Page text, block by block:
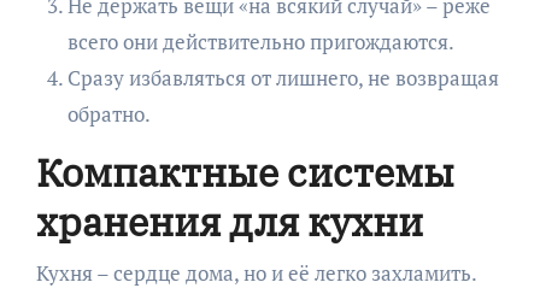
всего они действительно пригождаются.
Сразу избавляться от лишнего, не возвращая
обратно.
Компактные системы
хранения для кухни
Кухня – сердце дома, но и её легко захламить.